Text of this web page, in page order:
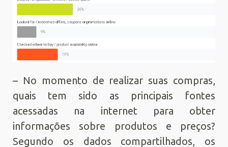
– No momento de realizar suas compras,
quais tem sido as principais fontes
acessadas na internet para obter
informações sobre produtos e preços?
Segundo os dados compartilhados, os